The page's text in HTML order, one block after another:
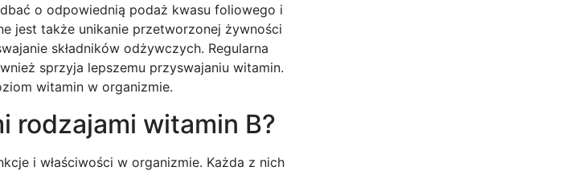
o odpowiednią podaż kwasu foliowego i
jest także unikanie przetworzonej żywności
składników odżywczych. Regularna
sprzyja lepszemu przyswajaniu witamin.
witamin w organizmie.
rodzajami witamin B?
i właściwości w organizmie. Każda z nich